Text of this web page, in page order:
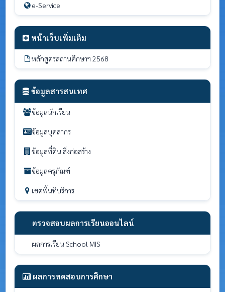
e-Service
หน้าเว็บเพิ่มเติม
หลักสูตรสถานศึกษาฯ 2568
ข้อมูลสารสนเทศ
ข้อมูลนักเรียน
ข้อมูลบุคลากร
ข้อมูลที่ดิน สิ่งก่อสร้าง
ข้อมูลครุภัณฑ์
เขตพื้นที่บริการ
ตรวจสอบผลการเรียนออนไลน์
ผลการเรียน School MIS
ผลการทดสอบการศึกษา